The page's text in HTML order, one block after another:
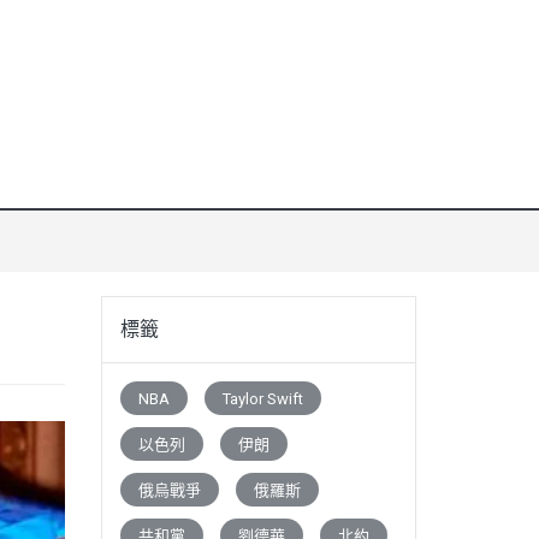
標籤
NBA Taylor Swift
以色列 伊朗
俄烏戰爭 俄羅斯